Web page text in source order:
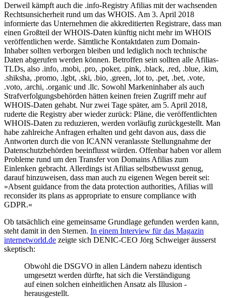
Derweil kämpft auch die .info-Registry Afilias mit der wachsenden
Rechtsunsicherheit rund um das WHOIS. Am 3. April 2018
informierte das Unternehmen die akkreditierten Registrare, dass man
einen Großteil der WHOIS-Daten künftig nicht mehr im WHOIS
veröffentlichen werde. Sämtliche Kontaktdaten zum Domain-
Inhaber sollten verborgen bleiben und lediglich noch technische
Daten abgerufen werden können. Betroffen sein sollten alle Afilias-
TLDs, also .info, .mobi, .pro, .poker, .pink, .black, .red, .blue, .kim,
.shiksha, .promo, .lgbt, .ski, .bio, .green, .lot to, .pet, .bet, .vote,
.voto, .archi, .organic und .llc. Sowohl Markeninhaber als auch
Strafverfolgungsbehörden hätten keinen freien Zugriff mehr auf
WHOIS-Daten gehabt. Nur zwei Tage später, am 5. April 2018,
ruderte die Registry aber wieder zurück: Pläne, die veröffentlichten
WHOIS-Daten zu reduzieren, werden vorläufig zurückgestellt. Man
habe zahlreiche Anfragen erhalten und geht davon aus, dass die
Antworten durch die von ICANN veranlasste Stellungnahme der
Datenschutzbehörden beeinflusst würden. Offenbar haben vor allem
Probleme rund um den Transfer von Domains Afilias zum
Einlenken gebracht. Allerdings ist Afilias selbstbewusst genug,
darauf hinzuweisen, dass man auch zu eigenen Wegen bereit sei:
»Absent guidance from the data protection authorities, Afilias will
reconsider its plans as appropriate to ensure compliance with
GDPR.«
Ob tatsächlich eine gemeinsame Grundlage gefunden werden kann,
steht damit in den Sternen. In einem Interview für das Magazin
internetworld.de zeigte sich DENIC-CEO Jörg Schweiger äusserst
skeptisch:
Obwohl die DSGVO in allen Ländern nahezu identisch
umgesetzt werden dürfte, hat sich die Verständigung
auf einen solchen einheitlichen Ansatz als ­Illusion ­
herausgestellt.